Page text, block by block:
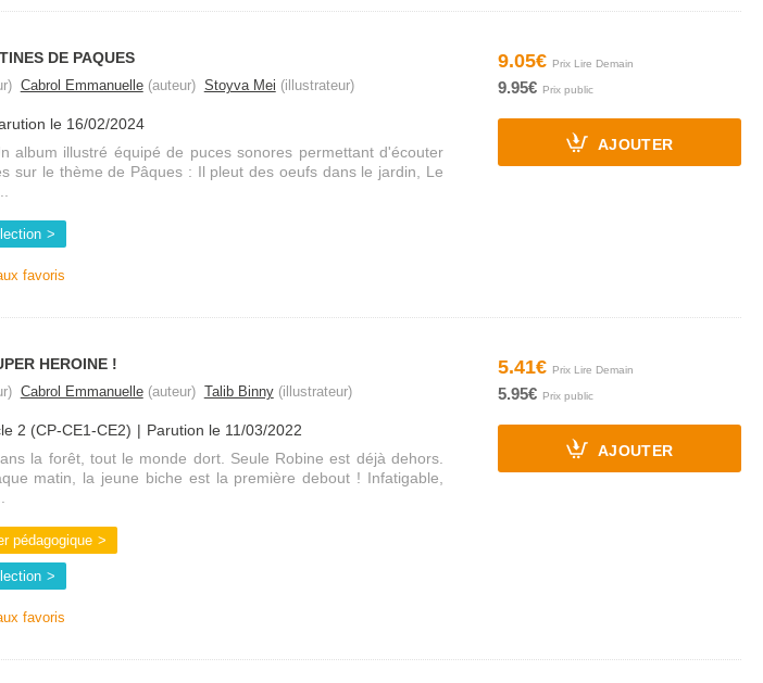
DE PAQUES
Cabrol Emmanuelle(auteur) Stoyva Mei (illustrateur)
le 16/02/2024
album illustré équipé de puces sonores permettant d'écouter
sur le thème de Pâques : Il pleut des oeufs dans le jardin, Le
favoris
9.05€
9.95€
AJOUTER
HEROINE !
Cabrol Emmanuelle(auteur) Talib Binny(illustrateur)
2 (CP-CE1-CE2)
Parution le 11/03/2022
la forêt, tout le monde dort. Seule Robine est déjà dehors.
matin, la jeune biche est la première debout ! Infatigable,
pédagogique
favoris
5.41€
5.95€
AJOUTER